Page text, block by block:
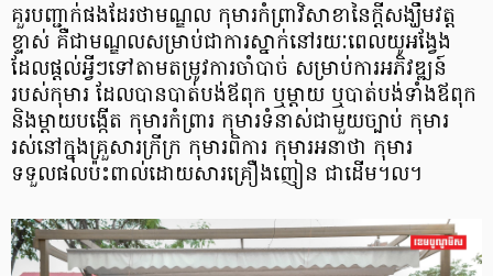
គួរបញ្ជាក់ផងដែរថាមណ្ឌល កុមារកំព្រាវិសាខានៃក្តីសង្ឃឹមវត្ត
ខ្ទាស់ គឺជាមណ្ឌលសម្រាប់ជាការស្នាក់នៅរយៈពេលយូអង្វែង
ដែលផ្តល់អ្វីៗទៅតាមតម្រូវការចាំបាច់ សម្រាប់ការអភិវឌ្ឍន៍
របស់កុមារ ដែលបានបាត់បង់ឪពុក ឬម្តាយ ឬបាត់បង់ទាំងឪពុក
និងម្តាយបង្កើត កុមារកំព្រារ កុមារទំនាស់ជាមួយច្បាប់ កុមារ
រស់នៅក្នុងគ្រួសារក្រីក្រ កុមារពិការ កុមារអនាថា កុមារ
ទទួលផលប៉ះពាល់ដោយសារគ្រឿងញៀន ជាដើម។ល។